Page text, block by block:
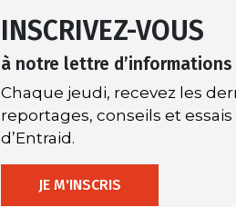
INSCRIVEZ-VOUS
à notre lettre d’informations
Chaque jeudi, recevez les
reportages, conseils et
d’Entraid.
JE M'INSCRIS